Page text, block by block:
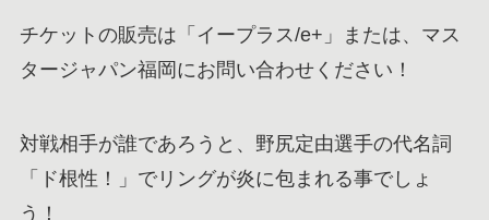
チケットの販売は「イープラス/e+」または、マス
タージャパン福岡にお問い合わせください！
対戦相手が誰であろうと、野尻定由選手の代名詞
「ド根性！」でリングが炎に包まれる事でしょ
う！